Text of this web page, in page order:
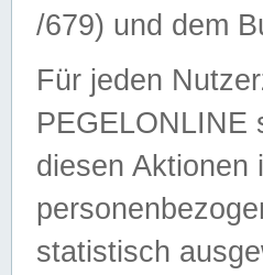
/679) und dem
Für jeden
PEGELONLINE
diesen Aktionen
statistisch